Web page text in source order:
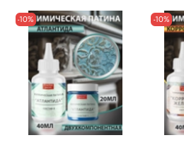
-10% -10%